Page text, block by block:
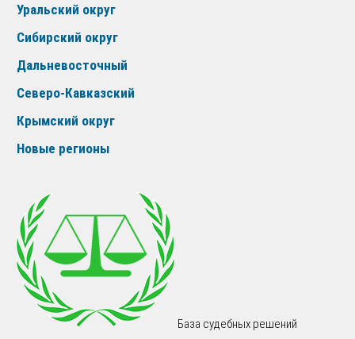
Уральский округ
Сибирский округ
Дальневосточный
Северо-Кавказский
Крымский округ
Новые регионы
База судебных решений